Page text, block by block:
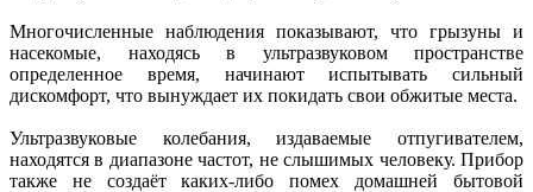
Многочисленные наблюдения показывают, что грызуны и
насекомые, находясь в ультразвуковом пространстве
определенное время, начинают испытывать сильный
дискомфорт, что вынуждает их покидать свои обжитые места.
Ультразвуковые колебания, издаваемые отпугивателем,
находятся в диапазоне частот, не слышимых человеку. Прибор
также не создаёт каких-либо помех домашней бытовой